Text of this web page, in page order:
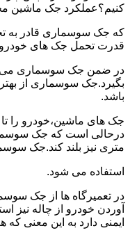
کنیم؟عملکرد جک ماشین
که جک سوسماری قادر به
قدرت تحمل جک های
در ضمن جک سوسماری می
باشد.
جک های ماشین،خودرو را تا
متری نیز بلند کند.جک
استفاده می شود.
در تعمیرگاه ها از جک
آوردن خودرو از چاله
ایمنی دارد به این معنی